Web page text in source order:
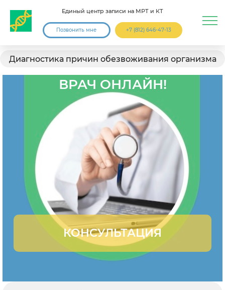
Единый центр записи на МРТ и КТ
Позвонить мне +7 (812) 646-47-13
Диагностика причин обезвоживания организма
КОНСУЛЬТАЦИЯ
ВРАЧ ОНЛАЙН!